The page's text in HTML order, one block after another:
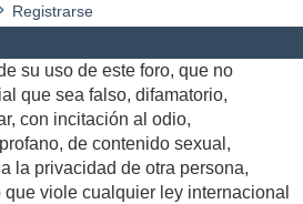
Registrarse
su uso de este foro, que no
que sea falso, difamatorio,
con incitación al odio,
de contenido sexual,
la privacidad de otra persona,
viole cualquier ley internacional